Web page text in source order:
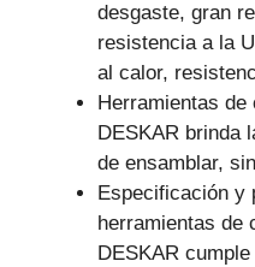
desgaste, gran
resistencia a la
al calor,
Herramientas de
DESKAR brinda
de ensamblar,
Especificación y
herramientas de
DESKAR